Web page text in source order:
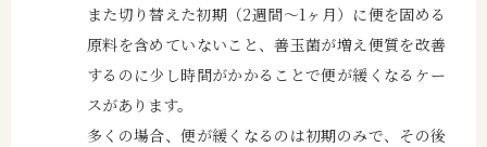
また切り替えた初期（2週間～1ヶ月）に便を固める
原料を含めていないこと、善玉菌が増え便質を改善
するのに少し時間がかかることで便が緩くなるケー
スがあります。
多くの場合、便が緩くなるのは初期のみで、その後